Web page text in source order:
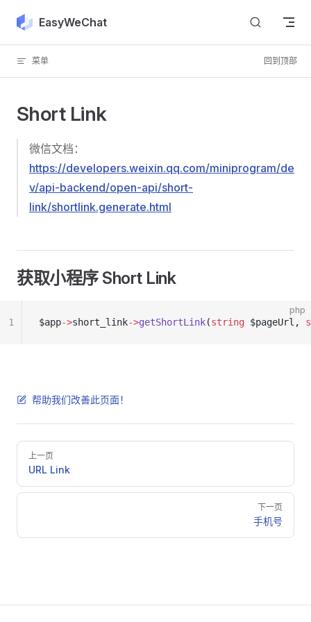
Skip to content
EasyWeChat
菜单 回到顶部
Short Link
微信文档：
https://developers.weixin.qq.com/miniprogram/de
v/api-backend/open-api/short-
link/shortlink.generate.html
获取小程序 Short Link
php
$app->short_link->getShortLink(string $pageUrl,
1
帮助我们改善此页面！
Pager
上一页
URL Link
下一页
手机号